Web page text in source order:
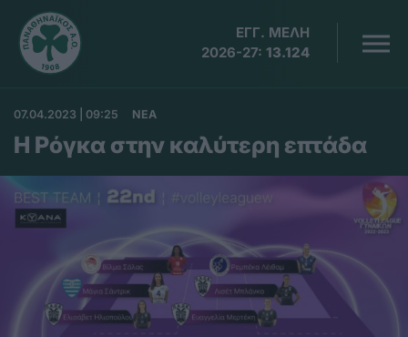
ΕΓΓ. ΜΕΛΗ
2026-27: 13.124
07.04.2023 | 09:25 ΝΕΑ
Η Ρόγκα στην καλύτερη επτάδα